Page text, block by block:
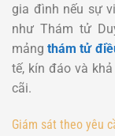
gia đình nếu sự
như Thám tử
mảngthám tử
tế, kín đáo và
cãi.
Giám sát theo yêu